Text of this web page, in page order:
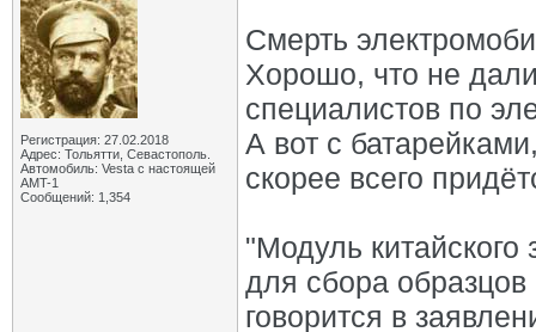
Регистрация: 27.02.2018
Адрес: Тольятти, Севастополь.
Автомобиль: Vesta с настоящей
AMT-1
Сообщений: 1,354
Смерть
Хорошо, что не
специалистов по
А вот с
скорее всего
"Модуль
для сбора
говорится в